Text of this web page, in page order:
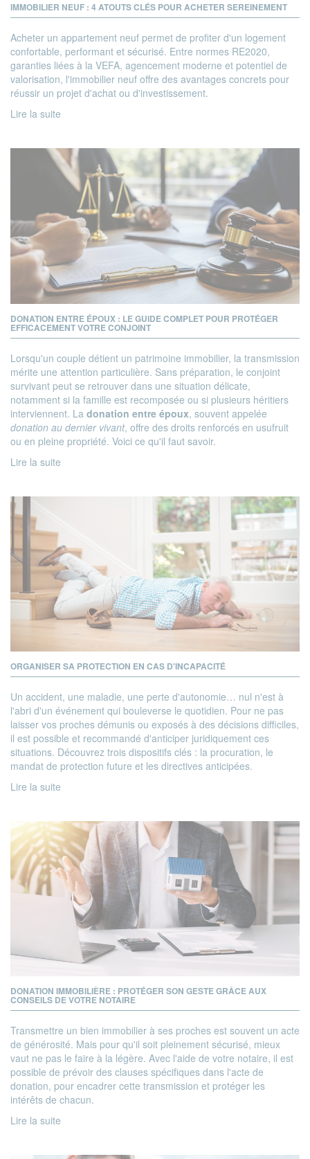
IMMOBILIER NEUF : 4 ATOUTS CLÉS POUR ACHETER SEREINEMENT
Acheter un appartement neuf permet de profiter d'un logement
confortable, performant et sécurisé. Entre normes RE2020,
garanties liées à la VEFA, agencement moderne et potentiel de
valorisation, l'immobilier neuf offre des avantages concrets pour
réussir un projet d'achat ou d'investissement.
Lire la suite
DONATION ENTRE ÉPOUX : LE GUIDE COMPLET POUR PROTÉGER
EFFICACEMENT VOTRE CONJOINT
Lorsqu'un couple détient un patrimoine immobilier, la transmission
mérite une attention particulière. Sans préparation, le conjoint
survivant peut se retrouver dans une situation délicate,
notamment si la famille est recomposée ou si plusieurs héritiers
interviennent. La donation entre époux, souvent appelée
donation au dernier vivant, offre des droits renforcés en usufruit
ou en pleine propriété. Voici ce qu'il faut savoir.
Lire la suite
ORGANISER SA PROTECTION EN CAS D'INCAPACITÉ
Un accident, une maladie, une perte d'autonomie… nul n'est à
l'abri d'un événement qui bouleverse le quotidien. Pour ne pas
laisser vos proches démunis ou exposés à des décisions difficiles,
il est possible et recommandé d'anticiper juridiquement ces
situations. Découvrez trois dispositifs clés : la procuration, le
mandat de protection future et les directives anticipées.
Lire la suite
DONATION IMMOBILIÈRE : PROTÉGER SON GESTE GRÂCE AUX
CONSEILS DE VOTRE NOTAIRE
Transmettre un bien immobilier à ses proches est souvent un acte
de générosité. Mais pour qu'il soit pleinement sécurisé, mieux
vaut ne pas le faire à la légère. Avec l'aide de votre notaire, il est
possible de prévoir des clauses spécifiques dans l'acte de
donation, pour encadrer cette transmission et protéger les
intérêts de chacun.
Lire la suite